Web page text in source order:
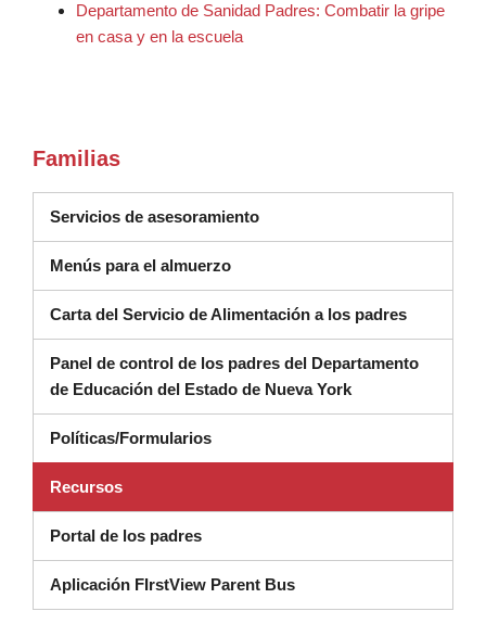
Departamento de Sanidad Padres: Combatir la gripe
en casa y en la escuela
Familias
Servicios de asesoramiento(se abre en una ventana
Menús para el almuerzo
Carta del Servicio de Alimentación a los padres
Panel de control de los padres del Departamento
de Educación del Estado de Nueva York(se abre en una
Políticas/Formularios
Recursos
Portal de los padres
Aplicación FIrstView Parent Bus